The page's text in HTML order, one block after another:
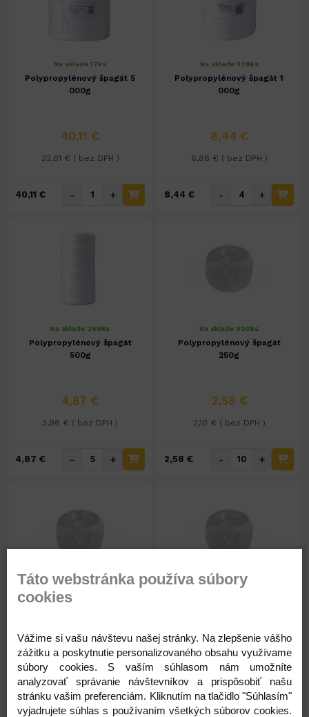
Na sklade 17ks
Polypropylénový špagát 5
000g
40,11 €
32,61 € ( bez DPH )
40,11 € - +
Na sklade 329ks
Polypropylénový špagát 1
000g
8,44 €
6,86 € ( bez DPH )
8,44 € - +
Na sklade 268ks
Polypropylénový špagát
500g
4,87 €
3,96 € ( bez DPH )
4,87 € - +
Na sklade 900ks
Polypropylénový špagát
250g
2,58 €
2,10 € ( bez DPH )
2,58 € - +
Na sklade 437ks
2,37 €
1,93 € ( bez DPH )
1,24 €
1,01 € ( bez DPH )
Táto webstránka používa súbory
cookies
Vážime si vašu návštevu našej stránky. Na zlepšenie vášho
zážitku a poskytnutie personalizovaného obsahu využívame
súbory cookies. S vaším súhlasom nám umožníte
analyzovať správanie návštevníkov a prispôsobiť našu
stránku vašim preferenciám. Kliknutím na tlačidlo "Súhlasím"
vyjadrujete súhlas s používaním všetkých súborov cookies.